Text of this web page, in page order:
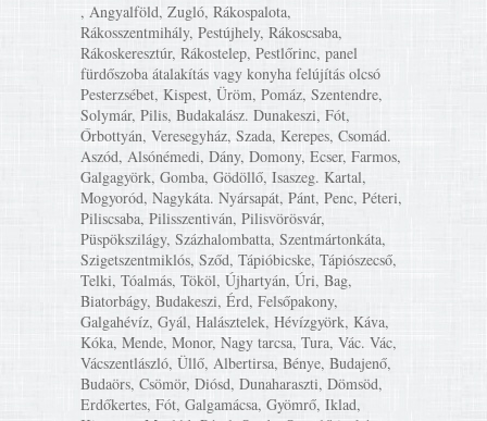
, Angyalföld, Zugló, Rákospalota,
Rákosszentmihály, Pestújhely, Rákoscsaba,
Rákoskeresztúr, Rákostelep, Pestlőrinc, panel
fürdőszoba átalakítás vagy konyha felújítás olcsó
Pesterzsébet, Kispest, Üröm, Pomáz, Szentendre,
Solymár, Pilis, Budakalász. Dunakeszi, Fót,
Őrbottyán, Veresegyház, Szada, Kerepes, Csomád.
Aszód, Alsónémedi, Dány, Domony, Ecser, Farmos,
Galgagyörk, Gomba, Gödöllő, Isaszeg. Kartal,
Mogyoród, Nagykáta. Nyársapát, Pánt, Penc, Péteri,
Piliscsaba, Pilisszentiván, Pilisvörösvár,
Püspökszilágy, Százhalombatta, Szentmártonkáta,
Szigetszentmiklós, Sződ, Tápióbicske, Tápiószecső,
Telki, Tóalmás, Tököl, Újhartyán, Úri, Bag,
Biatorbágy, Budakeszi, Érd, Felsőpakony,
Galgahévíz, Gyál, Halásztelek, Hévízgyörk, Káva,
Kóka, Mende, Monor, Nagy tarcsa, Tura, Vác. Vác,
Vácszentlászló, Üllő, Albertirsa, Bénye, Budajenő,
Budaörs, Csömör, Diósd, Dunaharaszti, Dömsöd,
Erdőkertes, Fót, Galgamácsa, Gyömrő, Iklad,